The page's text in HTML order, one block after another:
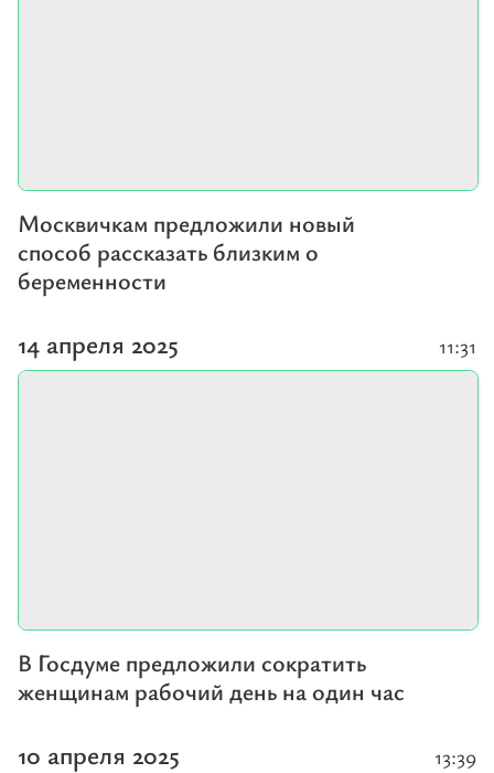
Москвичкам предложили новый
способ рассказать близким о
беременности
14 апреля 2025
В Госдуме предложили сократить
женщинам рабочий день на один час
11:31
10 апреля 2025 13:39